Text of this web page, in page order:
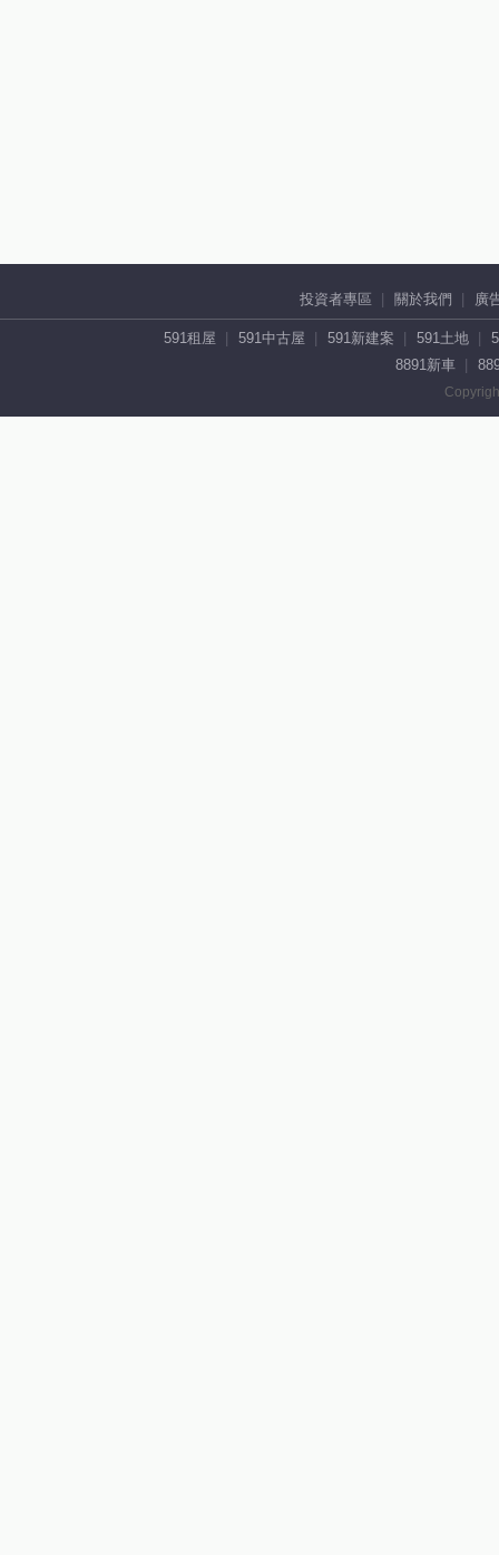
投資者專區 關於我們 廣
591租屋 591中古屋 591新建案 591土地
8891新車